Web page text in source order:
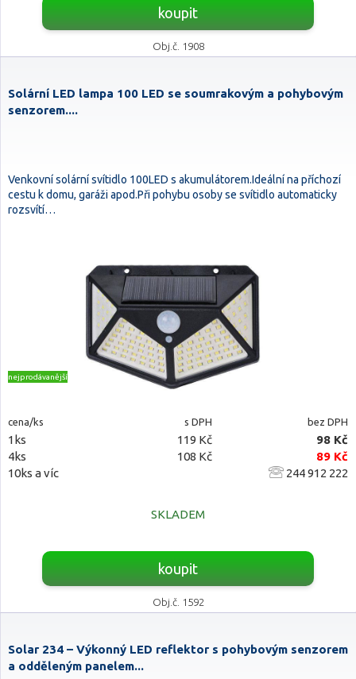
koupit
Obj.č. 1908
Solární LED lampa 100 LED se soumrakovým a pohybovým
senzorem....
Venkovní solární svítidlo 100LED s akumulátorem.Ideální na příchozí
cestu k domu, garáži apod.Při pohybu osoby se svítidlo automaticky
rozsvítí…
nejprodávanější
cena/ks s DPH bez DPH
1ks 119 Kč
98 Kč
4ks
108 Kč
89 Kč
10ks a víc
244 912 222
SKLADEM
koupit
Obj.č. 1592
Solar 234 – Výkonný LED reflektor s pohybovým senzorem
a odděleným panelem...